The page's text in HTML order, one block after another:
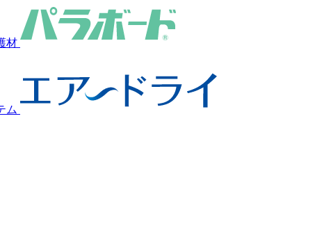
材
ム